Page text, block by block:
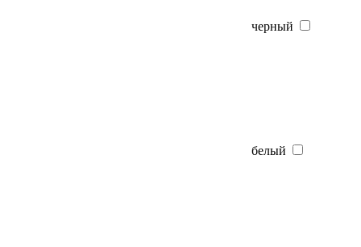
черный
белый